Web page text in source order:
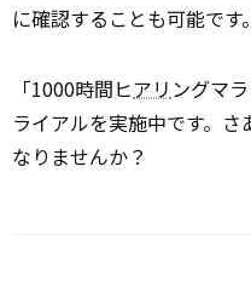
に確認することも可能です。
「1000時間ヒアリ ングマ
ライアルを実施中です。
なりませんか？